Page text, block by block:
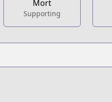
Mort
Supporting